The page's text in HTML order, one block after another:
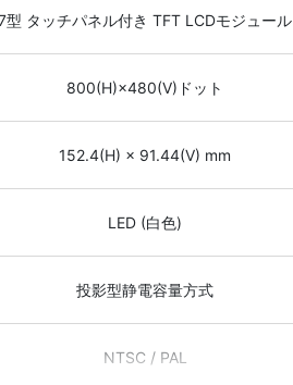
型 タッチパネル付き TFT LCDモジュール
800(H)×480(V)ドット
152.4(H) × 91.44(V) mm
LED (白色)
投影型静電容量方式
NTSC / PAL